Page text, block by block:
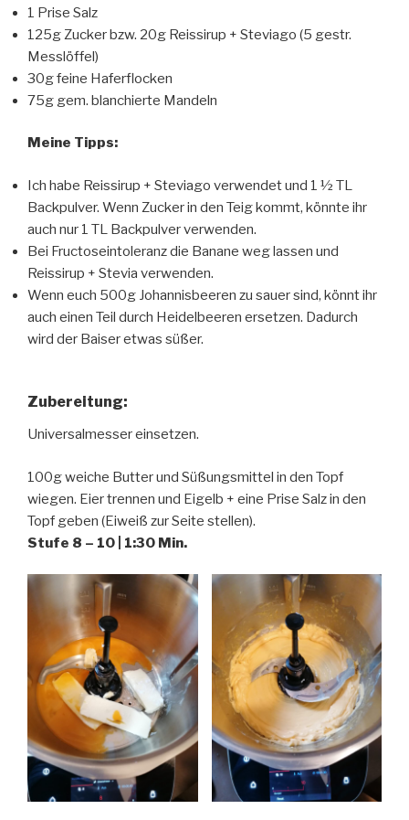
1 Prise Salz
125g Zucker bzw. 20g Reissirup + Steviago (5 gestr.
Messlöffel)
30g feine Haferflocken
75g gem. blanchierte Mandeln
Meine Tipps:
Ich habe Reissirup + Steviago verwendet und 1 ½ TL
Backpulver. Wenn Zucker in den Teig kommt, könnte ihr
auch nur 1 TL Backpulver verwenden.
Bei Fructoseintoleranz die Banane weg lassen und
Reissirup + Stevia verwenden.
Wenn euch 500g Johannisbeeren zu sauer sind, könnt ihr
auch einen Teil durch Heidelbeeren ersetzen. Dadurch
wird der Baiser etwas süßer.
Zubereitung:
Universalmesser einsetzen.
100g weiche Butter und Süßungsmittel in den Topf
wiegen. Eier trennen und Eigelb + eine Prise Salz in den
Topf geben (Eiweiß zur Seite stellen).
Stufe 8 – 10 | 1:30 Min.